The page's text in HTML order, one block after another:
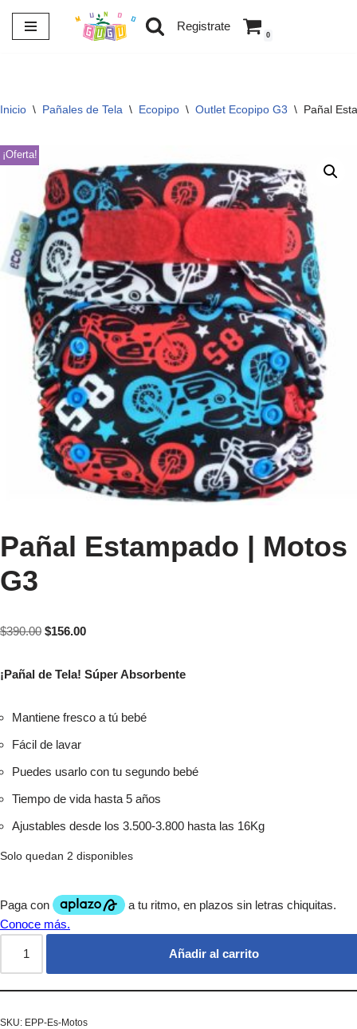
Saltar
Registrate
0
Inicio \ Pañales de Tela \ Ecopipo \ Outlet Ecopipo G3 \ Pañal
¡Oferta!
Pañal Estampado | Motos
G3
$390.00 $156.00
¡Pañal de Tela! Súper Absorbente
Mantiene fresco a tú bebé
Fácil de lavar
Puedes usarlo con tu segundo bebé
Tiempo de vida hasta 5 años
Ajustables desde los 3.500-3.800 hasta las 16Kg
Solo quedan 2 disponibles
Añadir al carrito
SKU: EPP-Es-Motos